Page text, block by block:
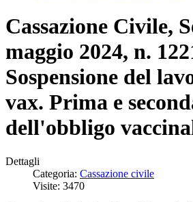
Cassazione Civile,
maggio 2024, n.
Sospensione del
vax. Prima e
dell'obbligo
Dettagli
Categoria: Cassazione civile
Visite: 3470